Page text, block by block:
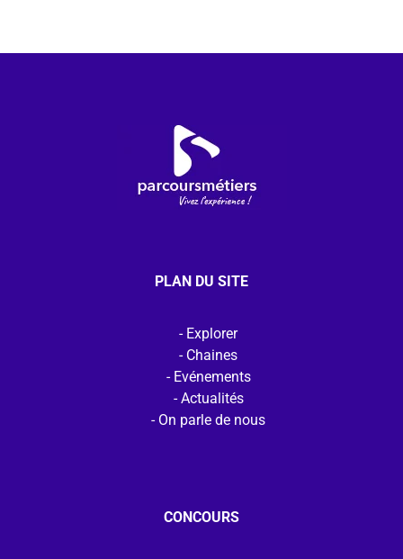
PLAN DU SITE
Explorer
Chaines
Evénements
Actualités
On parle de nous
CONCOURS